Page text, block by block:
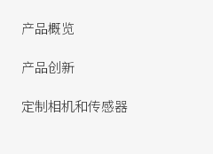
产品概览
产品创新
定制相机和传感器